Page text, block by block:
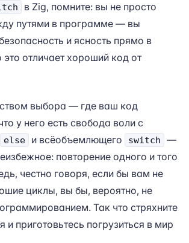
в Zig, помните: вы не просто
путями в программе — вы
и ясность прямо в
отличает хороший код от
выбора — где ваш код
у него есть свобода воли с
else и всёобъемлющего switch
—
повторение одного и того
честно говоря, если бы вам не
циклы, вы бы, вероятно, не
Так что стряхните
и приготовьтесь погрузиться в мир